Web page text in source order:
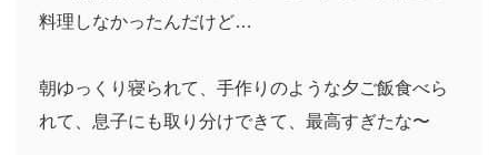
料理しなかったんだけど…
朝ゆっくり寝られて、手作りのような夕ご飯食べら
れて、息子にも取り分けできて、最高すぎたな〜